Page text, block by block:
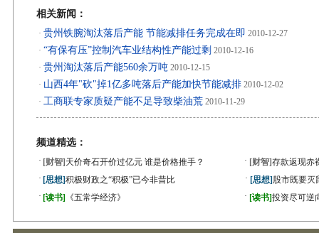
相关新闻：
· 贵州铁腕淘汰落后产能 节能减排任务完成在即 2010-12-27
· “有保有压”控制汽车业结构性产能过剩 2010-12-16
· 贵州淘汰落后产能560余万吨 2010-12-15
· 山西4年"砍"掉1亿多吨落后产能加快节能减排 2010-12-02
· 工商联专家质疑产能不足导致柴油荒 2010-11-29
频道精选：
· [财智] 天价奇石开价过亿元 谁是价格推手？ · [财智]存款返现赤
· [思想]积极财政之“积极”已今非昔比 · [思想] 股市既要灭
· [读书] 《五常学经济》 · [读书]投资尽可逆